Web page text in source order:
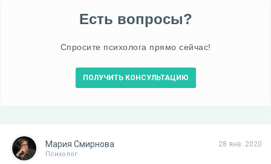
Есть вопросы?
Спросите психолога прямо сейчас!
ПОЛУЧИТЬ КОНСУЛЬТАЦИЮ
28 янв. 2020
Мария Смирнова
Психолог